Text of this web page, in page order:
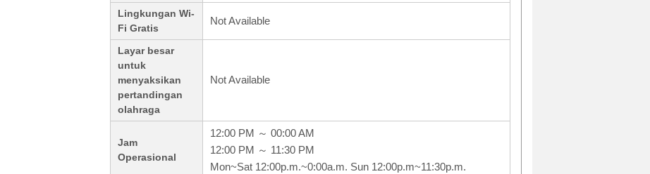
Lingkungan Wi-
Fi Gratis
Not Available
Layar besar
untuk
menyaksikan
pertandingan
olahraga
Not Available
Jam
Operasional
12:00 PM ～ 00:00 AM
12:00 PM ～ 11:30 PM
Mon~Sat 12:00p.m.~0:00a.m. Sun 12:00p.m~11:30p.m.